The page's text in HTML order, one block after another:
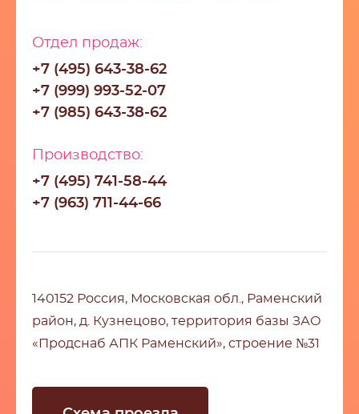
Отдел продаж:
+7 (495) 643-38-62
+7 (999) 993-52-07
+7 (985) 643-38-62
Производство:
+7 (495) 741-58-44
+7 (963) 711-44-66
140152 Россия, Московская обл., Раменский
район, д. Кузнецово, территория базы ЗАО
«Продснаб АПК Раменский», строение №31